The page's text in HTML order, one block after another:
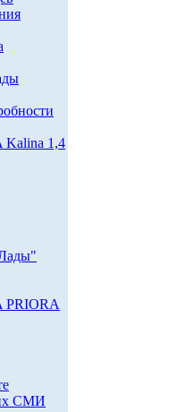
Kalina 1,4
PRIORA
СМИ